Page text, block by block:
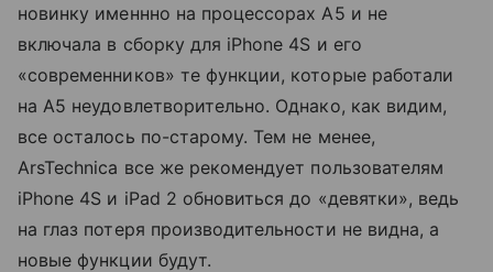
новинку именнно на процессорах A5 и не
включала в сборку для iPhone 4S и его
«современников» те функции, которые работали
на A5 неудовлетворительно. Однако, как видим,
все осталось по-старому. Тем не менее,
ArsTechnica все же рекомендует пользователям
iPhone 4S и iPad 2 обновиться до «девятки», ведь
на глаз потеря производительности не видна, а
новые функции будут.